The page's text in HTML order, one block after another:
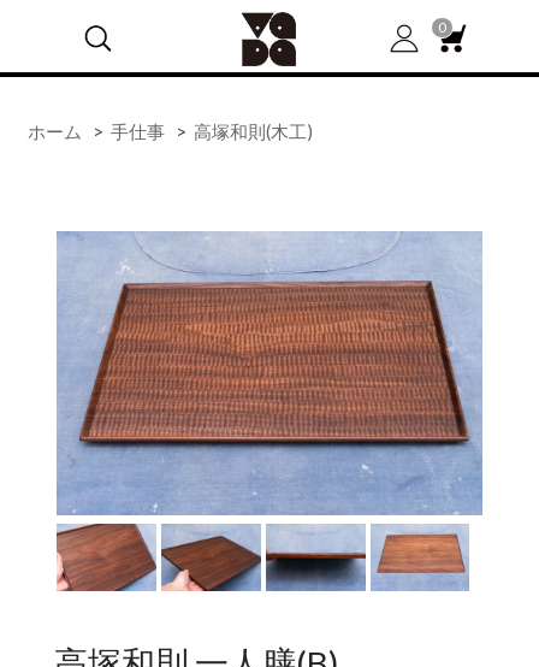
0
ホーム > 手仕事 > 高塚和則(木工)